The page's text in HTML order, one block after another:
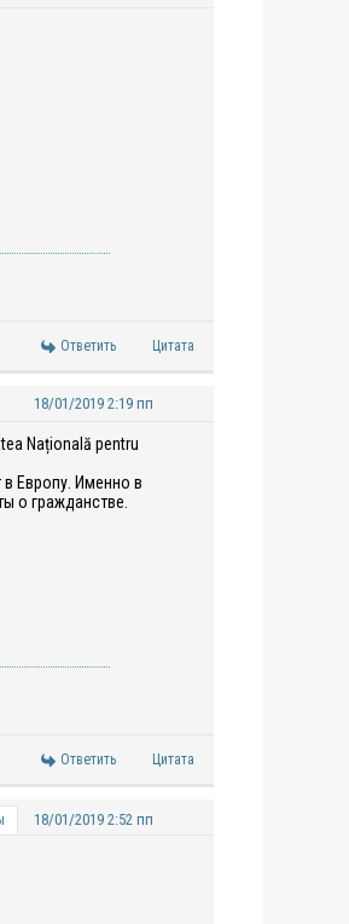
Ответить Цитата
18/01/2019 2:19 пп
Națională pentru
в Европу. Именно в
о гражданстве.
Ответить Цитата
18/01/2019 2:52 пп